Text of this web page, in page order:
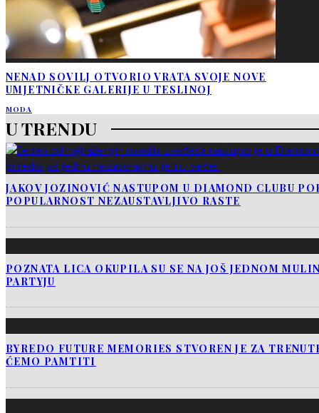
NENAD SOVILJ OTVORIO VRATA SVOJE NOVE
UMJETNIČKE GALERIJE U TESLINOJ
MODA
U TRENDU
JAKOV JOZINOVIĆ NASTUPOM U DIAMOND CLUBU
POPULARNOST NEZAUSTAVLJIVO RASTE
POZNATA LICA OKUPILA SU SE NA JOŠ JEDNOM
PARTYJU
BYREDO FUTURE MEMORIES STVOREN JE ZA
ĆEMO PAMTITI